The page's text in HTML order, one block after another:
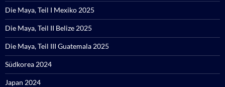
Die Maya, Teil I Mexiko 2025
Die Maya, Teil II Belize 2025
Die Maya, Teil III Guatemala 2025
Südkorea 2024
Japan 2024